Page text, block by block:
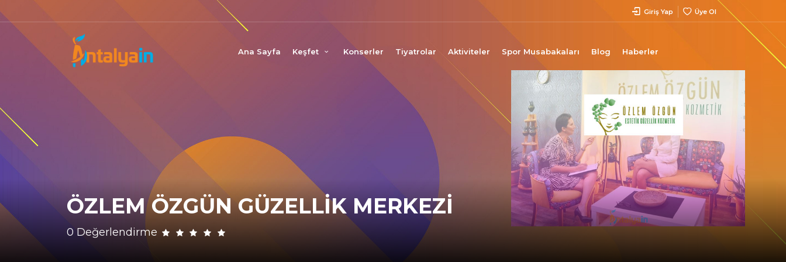
Giriş Yap Üye Ol
Ana Sayfa Keşfet Konserler Tiyatrolar Aktiviteler Spor Musabakaları Blog Haberler
ÖZLEM ÖZGÜN GÜZELLIK MERKEZI
0 Değerlendirme